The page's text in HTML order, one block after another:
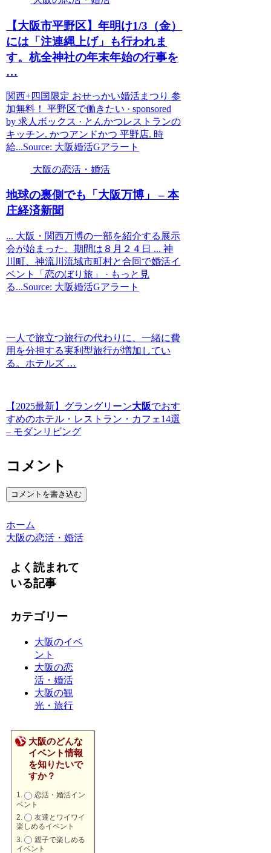
【大阪市平野区】年明け1/3（金）
には「注連縄上げ」も行われま
す。杭全神社の年末年始の行事を
…
関西+四国限定 おせっかい婚活まつり 参
加無料！ 平野区で働きたい · sponsored
by 求人ボックス · とんかつレストランの
キッチン. かつアンドかつ 平野店. 時
給...Source: 大阪婚活Gアラート
大阪の恋活・婚活
地球の裏側でも「 大阪万博」 – 本
庄経済新聞
... 大阪・関西万博の一部を紹介する展示
会が始まった。期間は８月２４日 ... 神
川町、神流川流域市町村と合同で婚活イ
ベント「恋のぼり旅」 · もっと見
る...Source: 大阪婚活Gアラート
一人で旅立つ旅行の代わりに、一緒に費
用を分担する実利型旅行が増加してい
る。ホテルズ …
【2025最新】グラングリーン大阪でおす
すめのホテル・レストラン・カフェ14選
– モダンリビング
コメント
コメントを書き込む
ホーム
大阪の恋活・婚活
よく読まれて
いる記事
カテゴリー
大阪のイベ
ント
大阪の恋
活・婚活
大阪の観
光・旅行
大阪のどんな
イベント情報
を知りたいで
すか？
恋活・婚活イン
ベント
友達とワイワイ
楽しめるイベント
親子で楽しめる
イベント